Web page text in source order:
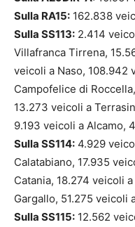
Sulla RA15: 162.838
Sulla SS113: 2.414
Villafranca Tirrena,
veicoli a Naso, 108.942
Campofelice di
13.273 veicoli a
9.193 veicoli a Alcamo,
Sulla SS114: 4.929
Calatabiano, 17.935
Catania, 18.274 veicoli
Gargallo, 51.275 veicoli
Sulla SS115: 12.562